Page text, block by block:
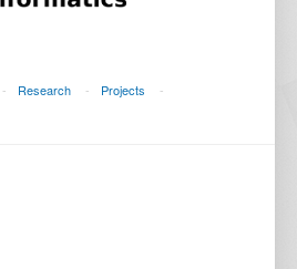
- Research - Projects
-